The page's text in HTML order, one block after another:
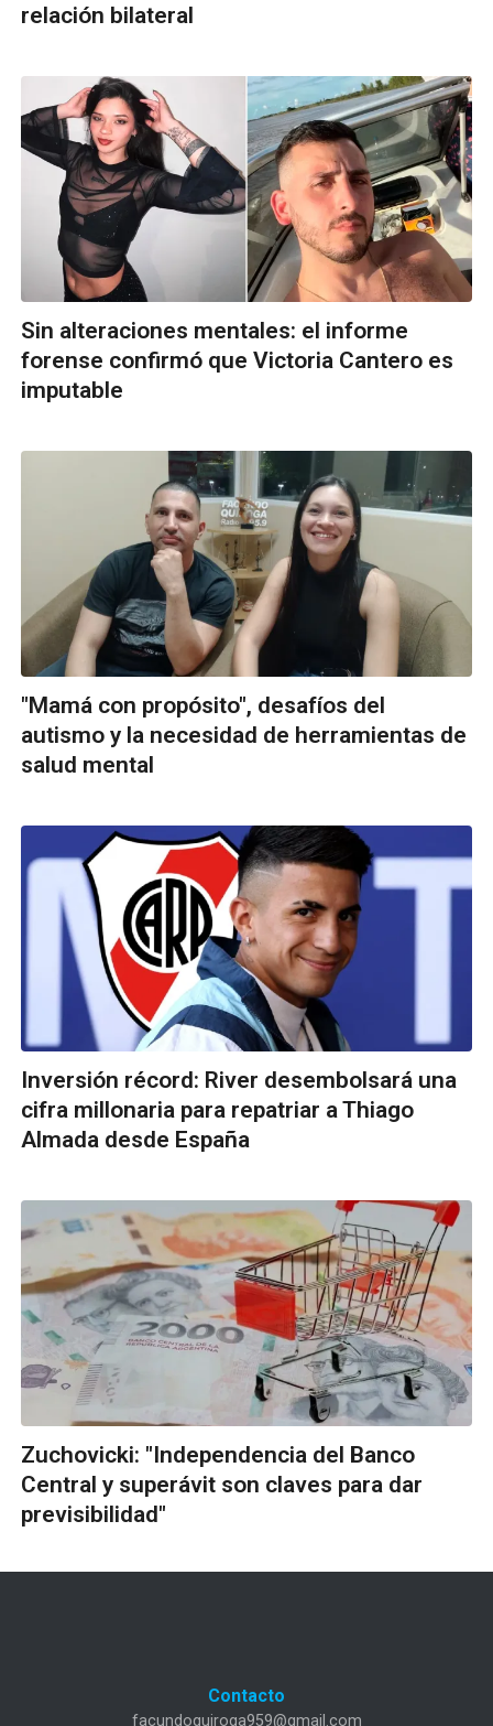
relación bilateral
Sin alteraciones mentales: el informe
forense confirmó que Victoria Cantero es
imputable
"Mamá con propósito", desafíos del
autismo y la necesidad de herramientas de
salud mental
Inversión récord: River desembolsará una
cifra millonaria para repatriar a Thiago
Almada desde España
Zuchovicki: "Independencia del Banco
Central y superávit son claves para dar
previsibilidad"
Contacto
facundoquiroga959@gmail.com